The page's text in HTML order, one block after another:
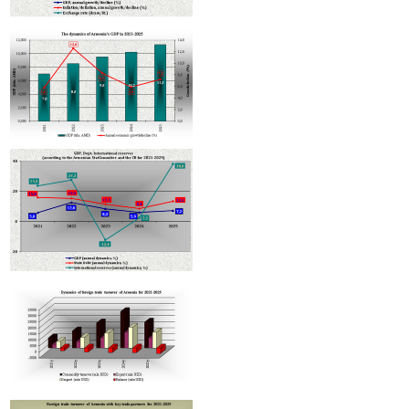
ՀԾԿՀ-ը երկարաձգել է "Հրազդան-5" ՓԲԸ-ում ջերմային էներգիայի
Հայաստանի կառավարությունը ավելի քան 320 մլն դոլար
գումարի երկու նոր վարկ կներգրավի երկրի պետբյուջեի
ֆինանսավորման համար